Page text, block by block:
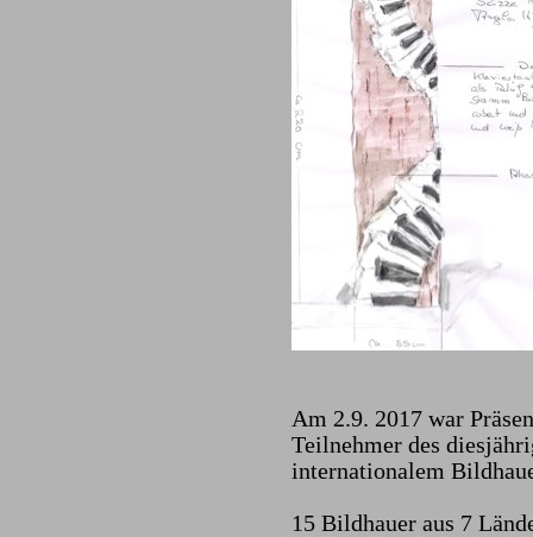
Am 2.9. 2017 war
Teilnehmer des
internationalem
15 Bildhauer aus 7